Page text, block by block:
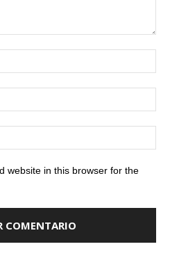
website in this browser for the